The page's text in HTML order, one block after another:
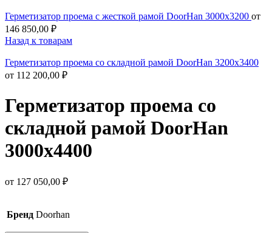
Герметизатор проема с жесткой рамой DoorHan 3000x3200 от
146 850,00 ₽
Назад к товарам
Герметизатор проема со складной рамой DoorHan 3200х3400
от 112 200,00 ₽
Герметизатор проема со
складной рамой DoorHan
3000х4400
от 127 050,00 ₽
Бренд Doorhan